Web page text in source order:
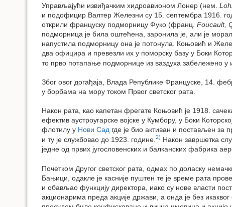
Управљајући извиђачким хидроавионом Лонер (нем.
и подофицир Валтер Железни су 15. септембра 1916.
открили француску подморницу Фуко (франц. Foucault,
подморница је била оштећена, заронила је, али је
напустила подморницу она је потонула. Коњовић и
два официра и превезли их у поморску базу у Боки
то прво потапање подморнице из ваздуха забележено у
Због овог догађаја, Влада Републике Француске, 14.
у борбама на мору током Првог светског рата.
Након рата, као капетан фрегате Коњовић је 1918.
ефектив аустроугарске војске у Кумбору, у Боки
флотилу у Нови Сад где је био активан и постављен за
и ту је службовао до 1923. године. 2) Након завршетка
једне од првих југословенских и балканских фабрика
Почетком Другог светског рата, одмах по доласку
Бањици, одакле је касније пуштен те је време рата
и обављао функцију директора, иако су нове власти
акционарима преда акције држави, а онда је без